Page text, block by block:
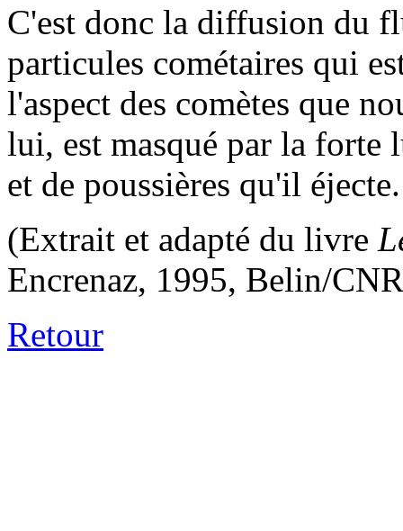
C'est donc la diffusion du
particules cométaires qui
l'aspect des comètes que
lui, est masqué par la forte
et de poussières qu'il éjecte.
(Extrait et adapté du livre
Encrenaz, 1995, Belin/
Retour